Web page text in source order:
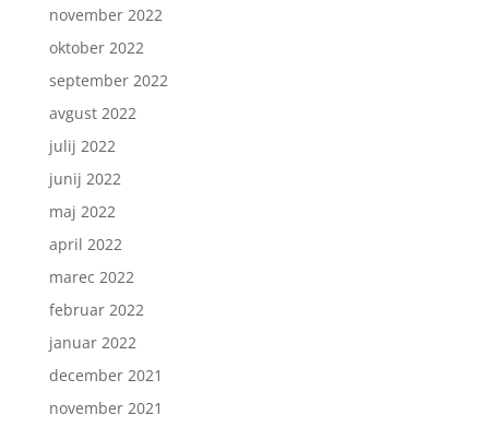
november 2022
oktober 2022
september 2022
avgust 2022
julij 2022
junij 2022
maj 2022
april 2022
marec 2022
februar 2022
januar 2022
december 2021
november 2021